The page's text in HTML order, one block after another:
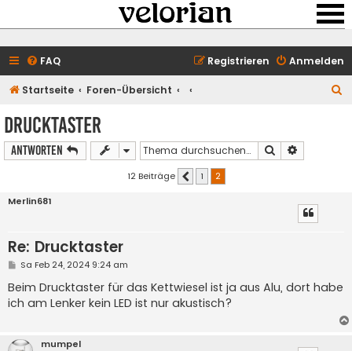
FAQ Anmelden
Registrieren
Startseite Foren-Übersicht
Drucktaster
Antworten Suche
12 Beiträge Vorherige
1
2
Merlin681
Re: Drucktaster
B
i
t
r
Sa Feb 24, 2024 9:24 am
Beim Drucktaster für das Kettwiesel ist ja aus Alu, dort habe
ich am Lenker kein LED ist nur akustisch?
mumpel